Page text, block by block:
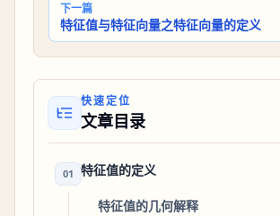
下一篇
特征值与特征向量之特征向量的定义
快速定位
文章目录
01 特征值的定义
特征值的几何解释